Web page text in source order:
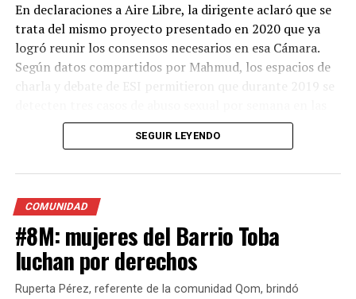
Las Mujeres de la Matria
Latinoamericana
presentamos un nuevo
#ObservatorioMumalá
"Mujeres, Disidencias,
Derechos” sobre la
modalidad mas extrema de
la violencia machista.
Destacamos los siguientes
datos desde el 1ero de
En declaraciones a Aire Libre, la dirigente aclaró que se
trata del mismo proyecto presentado en 2020 que ya
logró reunir los consensos necesarios en esa Cámara.
Según datos compartidos por Mahmud, los espacios de
charla y debate de ESI permitieron que durante 2019 se
escuelas de la provincia de Santa Fe. “Es una cifra
realmente alta y que está desactualizada porque no
“Da cuenta que al generar un espacio en donde los
estudiantes pudieran conversar con personas
preparadas profesionalmente para eso podían empezar
a detectar y poner en palabras situaciones que habían
vivido en distintos momentos de su vida que constituían
SEGUIR LEYENDO
COMUNIDAD
#8M: mujeres del Barrio Toba
luchan por derechos
Ruperta Pérez, referente de la comunidad Qom, brindó